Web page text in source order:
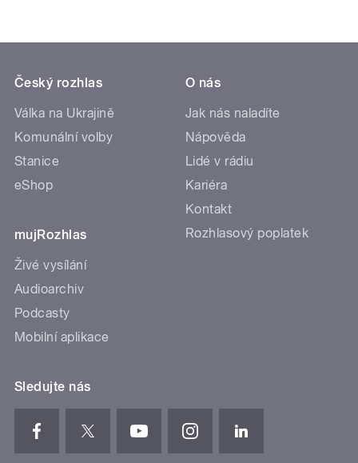
Český rozhlas
Válka na Ukrajině
Komunální volby
Stanice
eShop
mujRozhlas
Živé vysílání
Audioarchiv
Podcasty
Mobilní aplikace
O nás
Jak nás naladíte
Nápověda
Lidé v rádiu
Kariéra
Kontakt
Rozhlasový poplatek
Sledujte nás